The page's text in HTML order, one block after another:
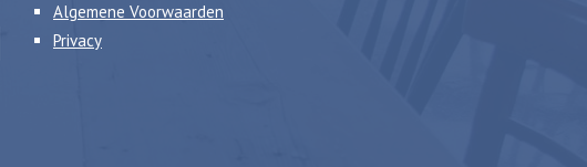
Algemene Voorwaarden
Privacy